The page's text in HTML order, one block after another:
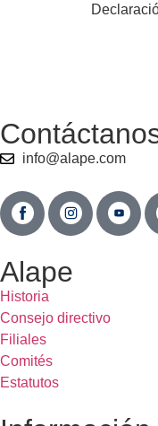
info@alape.com
Alape
Historia
Consejo directivo
Filiales
Comités
Estatutos